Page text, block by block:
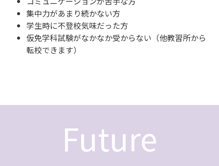
集中力があまり続かない方
学生時に不登校気味だった方
仮免学科試験がなかなか受からない（他教習所から
転校できます）
Future